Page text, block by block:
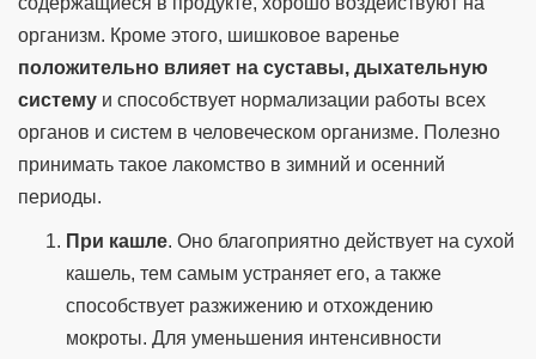
организм. Кроме этого, шишковое варенье
положительно влияет на суставы, дыхательную
систему и способствует нормализации работы всех
органов и систем в человеческом организме. Полезно
принимать такое лакомство в зимний и осенний
периоды.
При кашле. Оно благоприятно действует на сухой
кашель, тем самым устраняет его, а также
способствует разжижению и отхождению
мокроты. Для уменьшения интенсивности